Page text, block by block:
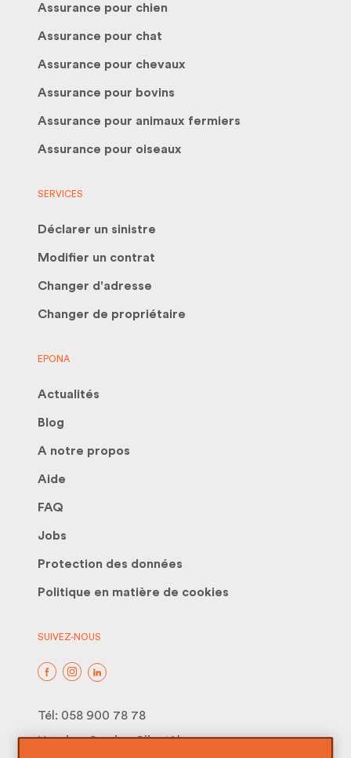
Assurance pour chien
Assurance pour chat
Assurance pour chevaux
Assurance pour bovins
Assurance pour animaux fermiers
Assurance pour oiseaux
SERVICES
Déclarer un sinistre
Modifier un contrat
Changer d'adresse
Changer de propriétaire
EPONA
Actualités
Blog
A notre propos
Aide
FAQ
Jobs
Protection des données
Politique en matière de cookies
SUIVEZ-NOUS
Tél: 058 900 78 78
Horaires Service Clientèle: